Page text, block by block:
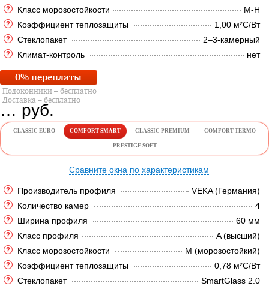
Класс морозостойкости
М-Н
Коэффициент теплозащиты
1,00 м²C/Вт
Стеклопакет
2–3-камерный
Климат-контроль
нет
0% переплаты
Подоконники – бесплатно
Доставка – бесплатно
… руб.
CLASSIC EURO COMFORT SMART CLASSIC PREMIUM COMFORT TERMO
PRESTIGE SOFT
Сравните окна по характеристикам
Производитель профиля
VEKA (Германия)
Количество камер
4
Ширина профиля
60 мм
Класс профиля
A (высший)
Класс морозостойкости
M (морозостойкий)
Коэффициент теплозащиты
0,78 м²C/Вт
Стеклопакет
SmartGlass 2.0